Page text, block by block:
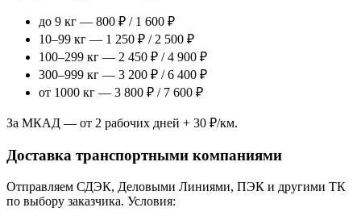
до 9 кг — 800 ₽ / 1 600 ₽
10–99 кг — 1 250 ₽ / 2 500 ₽
100–299 кг — 2 450 ₽ / 4 900 ₽
300–999 кг — 3 200 ₽ / 6 400 ₽
от 1000 кг — 3 800 ₽ / 7 600 ₽
За МКАД — от 2 рабочих дней + 30 ₽/км.
Доставка транспортными компаниями
Отправляем СДЭК, Деловыми Линиями, ПЭК и другими ТК
по выбору заказчика. Условия: